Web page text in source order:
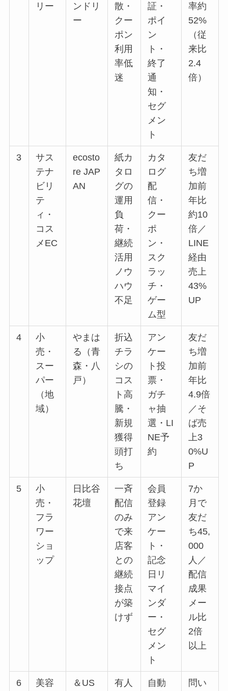
リー
ンドリ
ー
散・
クー
ポン
利用
率低
迷
証・
ポイ
ン
ト・
終了
通
知・
セグ
メン
ト
率約
52%
（従
来比
2.4
倍）
3
サス
テナ
ビリ
テ
ィ・
コス
メEC
ecosto
re JAP
AN
紙カ
タロ
グの
運用
負
荷・
継続
活用
ノウ
ハウ
不足
カタ
ログ
配
信・
クー
ポ
ン・
スク
ラッ
チ・
ゲー
ム型
友だ
ち増
加前
年比
約10
倍／
LINE
経由
売上
43%
UP
4
小
売・
スー
パー
（地
域）
やまは
る（青
森・八
戸）
折込
チラ
シの
コス
ト高
騰・
新規
獲得
頭打
ち
アン
ケー
ト投
票・
ガチ
ャ抽
選・LI
NE予
約
友だ
ち増
加前
年比
4.9倍
／そ
ば売
上3
0%U
P
5
小
売・
フラ
ワー
ショ
ップ
日比谷
花壇
一斉
配信
のみ
で来
店客
との
継続
接点
が築
けず
会員
登録
アン
ケー
ト・
記念
日リ
マイ
ンダ
ー・
セグ
メン
ト
7か
月で
友だ
ち45,
000
人／
配信
成果
メー
ル比
2倍
以上
6
美容
＆US
有人
自動
問い